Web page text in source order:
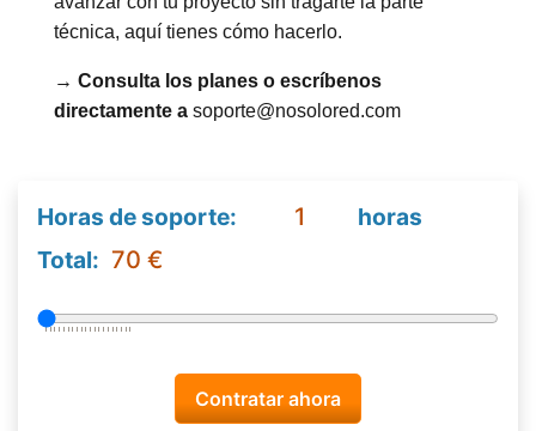
técnica, aquí tienes cómo hacerlo.
→ Consulta los planes o escríbenos
directamente a soporte@nosolored.com
Horas de soporte:
horas
Total: